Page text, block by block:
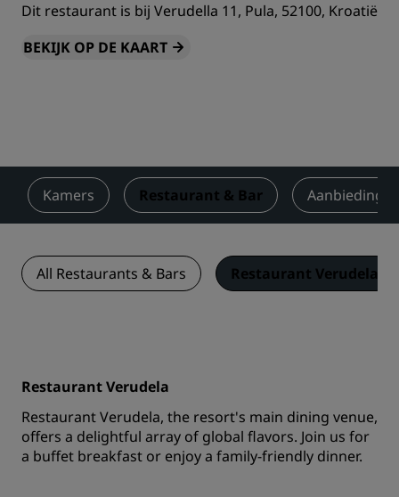
Dit restaurant is bij Verudella 11, Pula, 52100, Kroatië
BEKIJK OP DE KAART
Kamers Restaurant & Bar
All Restaurants & Bars Restaurant Verudela
Restaurant Verudela
Restaurant Verudela, the resort's main dining venue,
offers a delightful array of global flavors. Join us for
a buffet breakfast or enjoy a family-friendly dinner.